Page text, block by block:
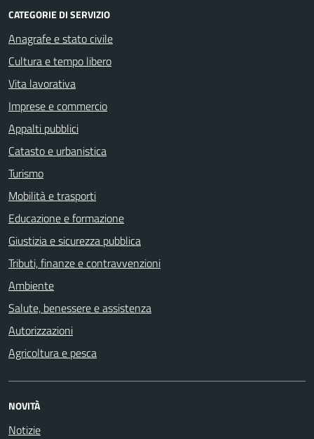
CATEGORIE DI SERVIZIO
Anagrafe e stato civile
Cultura e tempo libero
Vita lavorativa
Imprese e commercio
Appalti pubblici
Catasto e urbanistica
Turismo
Mobilità e trasporti
Educazione e formazione
Giustizia e sicurezza pubblica
Tributi, finanze e contravvenzioni
Ambiente
Salute, benessere e assistenza
Autorizzazioni
Agricoltura e pesca
NOVITÀ
Notizie